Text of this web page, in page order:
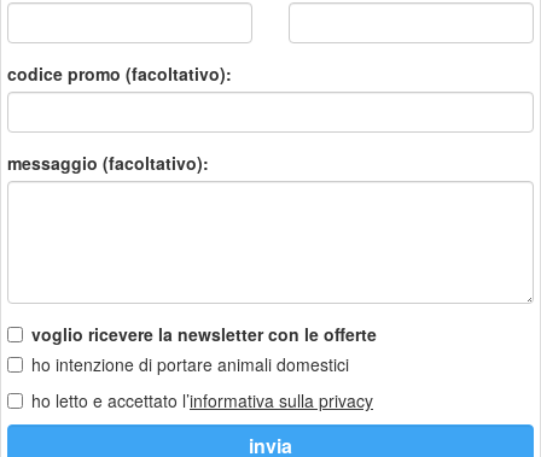
codice promo (facoltativo):
messaggio (facoltativo):
voglio ricevere la newsletter con le offerte
ho intenzione di portare animali domestici
ho letto e accettato l’informativa sulla privacy